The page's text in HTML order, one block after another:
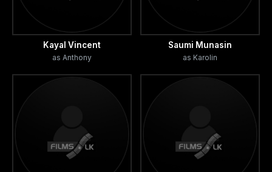
වෘත්තීයේ නිරත වන්නෙකි. ඔහු වැඩිහිටි ධීවරයන් හට
කිසිසේත් ගරු නොකරයි. බාස්කරන් නැමති ධනවත්
ව්‍යාපාරිකයාගේ දියණියක වන කැරොලින් සමග
මිතුරන් බවට පත්වීමෙන් අනතුරුව, අනපේක්ෂිත සිදුවීම්
රැසක ආරම්භය සමඟින්, ඇන්තනි පවුල් ජීවිතය පවා
Kayal Vincent
as Anthony
Saumi Munasin
as Karolin